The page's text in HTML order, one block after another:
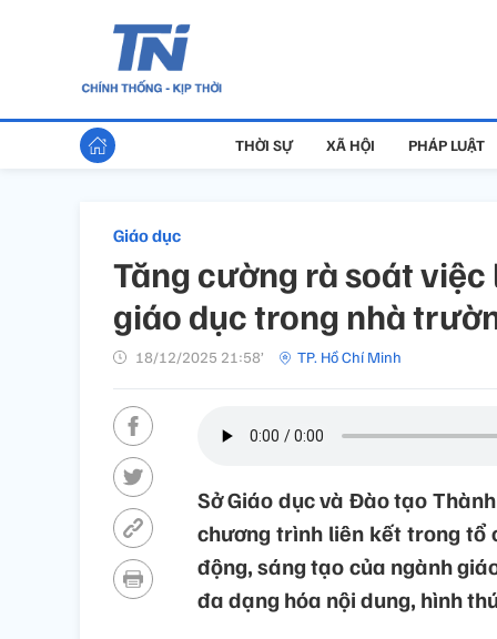
THỜI SỰ XÃ HỘI PHÁP LUẬT
Giáo dục
Tăng cường rà soát
giáo dục trong nhà
18/12/2025 21:58’ TP. Hồ Chí Minh
Sở Giáo dục và Đào tạo
chương trình liên kết trong tổ
động, sáng tạo của ngành
đa dạng hóa nội dung, hình